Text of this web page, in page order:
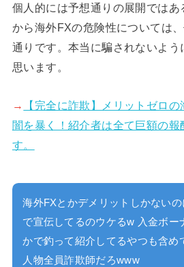
個人的には予想通りの展開では
から海外FXの危険性については
通りです。本当に騙されないよう
思います。
→
【完全に詐欺】メリットゼロ
闇を暴く！紹介者は全て巨額の
す。
海外FXとかデメリットしかない
で宣伝してるのウケるw 入金ボー
かで釣って紹介してるやつも含め
人物全員詐欺師だろwww